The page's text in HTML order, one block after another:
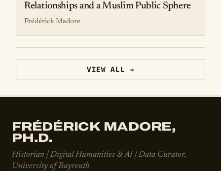
Relationships and a Muslim Public Sphere
Frédérick Madore
VIEW ALL →
FRÉDÉRICK MADORE,
PH.D.
Historian | Digital Humanities & AI | Data Curator,
University of Bayreuth